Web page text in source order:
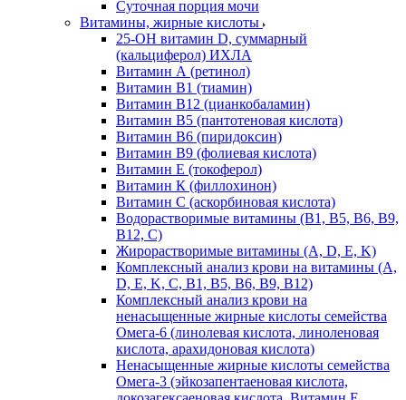
Суточная порция мочи
Витамины, жирные кислоты
25-OH витамин D, суммарный
(кальциферол) ИХЛА
Витамин А (ретинол)
Витамин В1 (тиамин)
Витамин В12 (цианкобаламин)
Витамин В5 (пантотеновая кислота)
Витамин В6 (пиридоксин)
Витамин В9 (фолиевая кислота)
Витамин Е (токоферол)
Витамин К (филлохинон)
Витамин С (аскорбиновая кислота)
Водорастворимые витамины (B1, B5, B6, В9,
В12, С)
Жирорастворимые витамины (A, D, E, K)
Комплексный анализ крови на витамины (A,
D, E, K, C, B1, B5, B6, В9, B12)
Комплексный анализ крови на
ненасыщенные жирные кислоты семейства
Омега-6 (линолевая кислота, линоленовая
кислота, арахидоновая кислота)
Ненасыщенные жирные кислоты семейства
Омега-3 (эйкозапентаеновая кислота,